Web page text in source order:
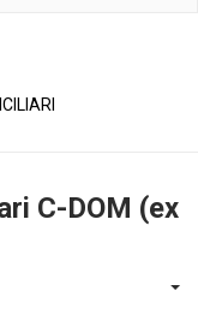
C-DOM (ex